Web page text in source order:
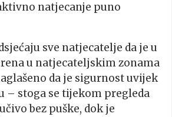
natjecanje puno
sve natjecatelje da je u
u natjecateljskim zonama
da je sigurnost uvijek
– stoga se tijekom pregleda
bez puške, dok je